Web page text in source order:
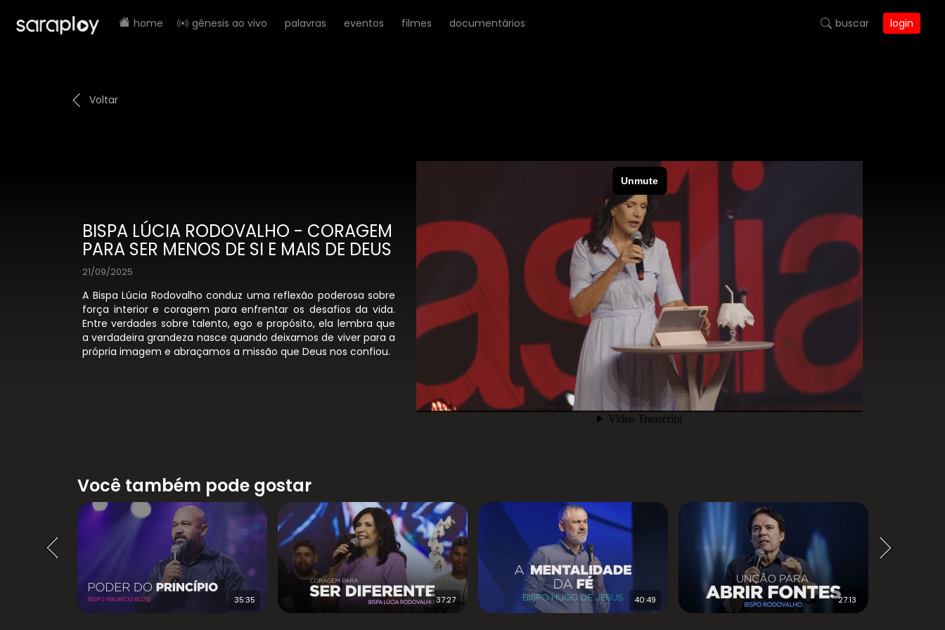
home gênesis ao vivo palavras eventos filmes documentários buscar login
Voltar
BISPA LÚCIA RODOVALHO - CORAGEM
PARA SER MENOS DE SI E MAIS DE DEUS
21/09/2025
A Bispa Lúcia Rodovalho conduz uma reflexão poderosa sobre
força interior e coragem para enfrentar os desafios da vida.
Entre verdades sobre talento, ego e propósito, ela lembra que
a verdadeira grandeza nasce quando deixamos de viver para a
própria imagem e abraçamos a missão que Deus nos confiou.
Você também pode gostar
35:35 37:27 40:49 27:13